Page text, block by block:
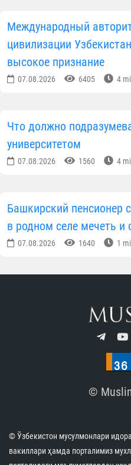
Международный
цивилизации
высокое признание
07.08.2026 6405 4
Что должно
университетом
07.08.2026 1560 4
Башкирский пенсионер
в родном селе мечеть и
07.08.2026 1640 1
©
© Ўзбекистон мусулмонлари
вакиллари ҳамда порталимиз